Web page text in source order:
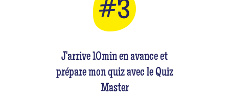
J'arrive 10min en avance et
prépare mon quiz avec le Quiz
Master